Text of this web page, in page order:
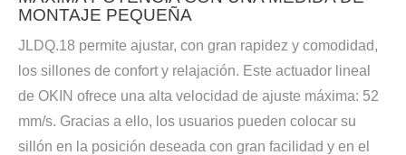
MONTAJE PEQUEÑA
JLDQ.18 permite ajustar, con gran rapidez y comodidad,
los sillones de confort y relajación. Este actuador lineal
de OKIN ofrece una alta velocidad de ajuste máxima: 52
mm/s. Gracias a ello, los usuarios pueden colocar su
sillón en la posición deseada con gran facilidad y en el